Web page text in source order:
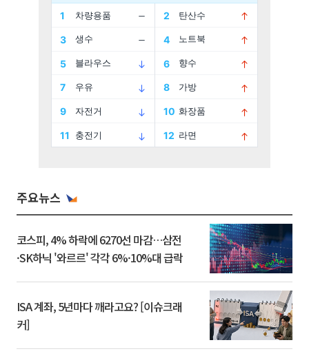
주요뉴스
코스피, 4% 하락에 6270선 마감…삼전
·SK하닉 '와르르' 각각 6%·10%대 급락
ISA 계좌, 5년마다 깨라고요? [이슈크래
커]